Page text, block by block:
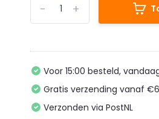
+
-
Voor 15:00 besteld,
Gratis verzending vanaf
Verzonden via PostNL